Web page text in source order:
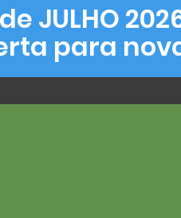
JULHO
para